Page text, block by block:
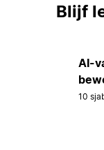
Blijf
AI-
10